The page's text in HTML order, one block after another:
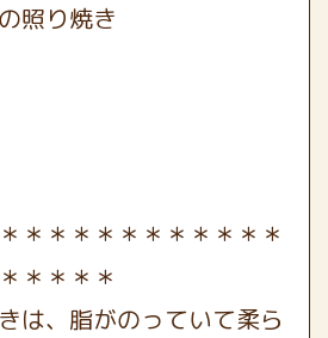
照り焼き
＊＊＊＊＊＊＊＊＊＊＊
＊＊＊＊
は、脂がのっていて柔ら